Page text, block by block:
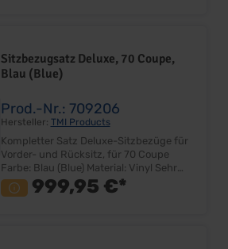
Rücksitzgestell
Sitzbezugsatz Deluxe, 70 Coupe,
Blau (Blue)
Prod.-Nr.: 709206
Hersteller: TMI Products
Kompletter Satz Deluxe-Sitzbezüge für
Vorder- und Rücksitz, für 70 Coupe
Farbe: Blau (Blue) Material: Vinyl Sehr
gute Qualität Farbe und Design
entspricht dem Original Bezugsatz für
999,95 €*